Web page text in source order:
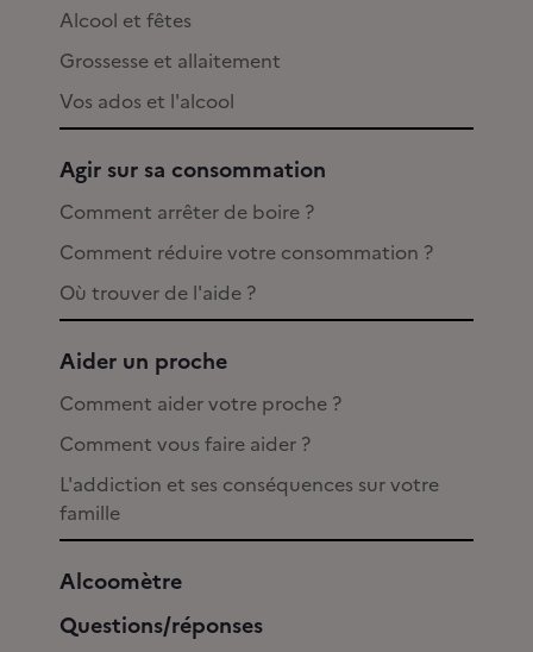
Alcool et fêtes
Grossesse et allaitement
Vos ados et l'alcool
Agir sur sa consommation
Comment arrêter de boire ?
Comment réduire votre consommation ?
Où trouver de l'aide ?
Aider un proche
Comment aider votre proche ?
Comment vous faire aider ?
L'addiction et ses conséquences sur votre
famille
Alcoomètre
Questions/réponses